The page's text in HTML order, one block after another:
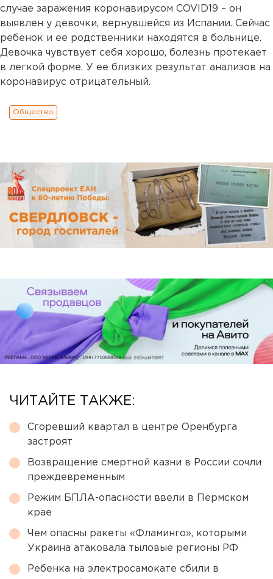
случае заражения коронавирусом COVID19 – он
выявлен у девочки, вернувшейся из Испании. Сейчас
ребенок и ее родственники находятся в больнице.
Девочка чувствует себя хорошо, болезнь протекает
в легкой форме. У ее близких результат анализов на
коронавирус отрицательный.
Общество
ЧИТАЙТЕ ТАКЖЕ:
Сгоревший квартал в центре Оренбурга
застроят
Возвращение смертной казни в России сочли
преждевременным
Режим БПЛА-опасности ввели в Пермском
крае
Чем опасны ракеты «Фламинго», которыми
Украина атаковала тыловые регионы РФ
Ребенка на электросамокате сбили в